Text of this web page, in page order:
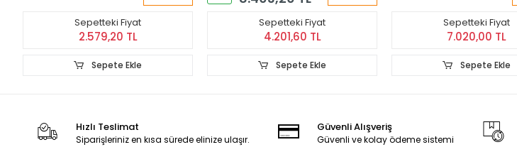
Sepetteki Fiyat
2.579,20 TL
Sepete Ekle
Sepetteki Fiyat
4.201,60 TL
Sepete Ekle
Sepetteki Fiyat
7.020,00 TL
Sepete Ekle
Hızlı Teslimat
Siparişleriniz en kısa sürede elinize ulaşır.
Güvenli Alışveriş
Güvenli ve kolay ödeme sistemi